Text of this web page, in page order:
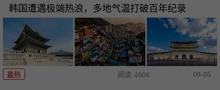
韩国遭遇极端热浪，多地气温打破百年纪录
最热 阅读 4806 08-05